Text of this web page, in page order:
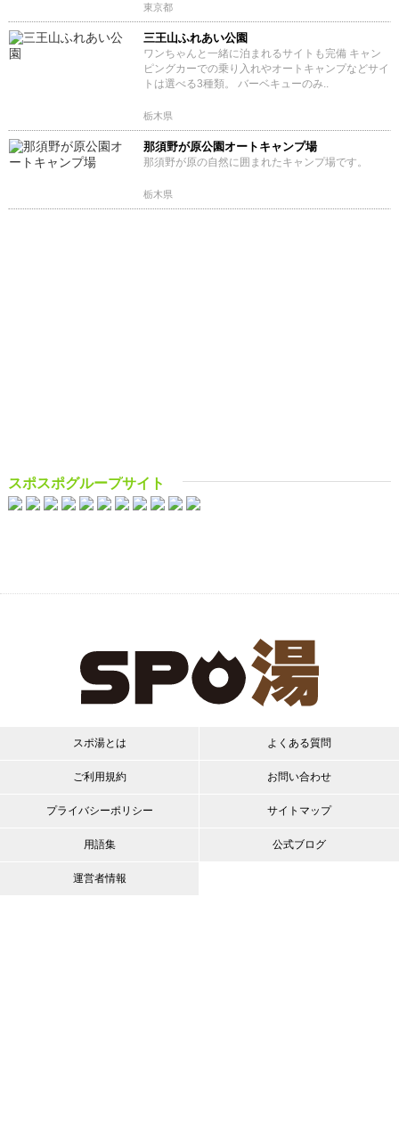
東京都
三王山ふれあい公園
ワンちゃんと一緒に泊まれるサイトも完備 キャン
ピングカーでの乗り入れやオートキャンプなどサイ
トは選べる3種類。 バーベキューのみ..
栃木県
那須野が原公園オートキャンプ場
那須野が原の自然に囲まれたキャンプ場です。
栃木県
スポスポグループサイト
スポ湯とは
ご利用規約
プライバシーポリシー
用語集
運営者情報
よくある質問
お問い合わせ
サイトマップ
公式ブログ